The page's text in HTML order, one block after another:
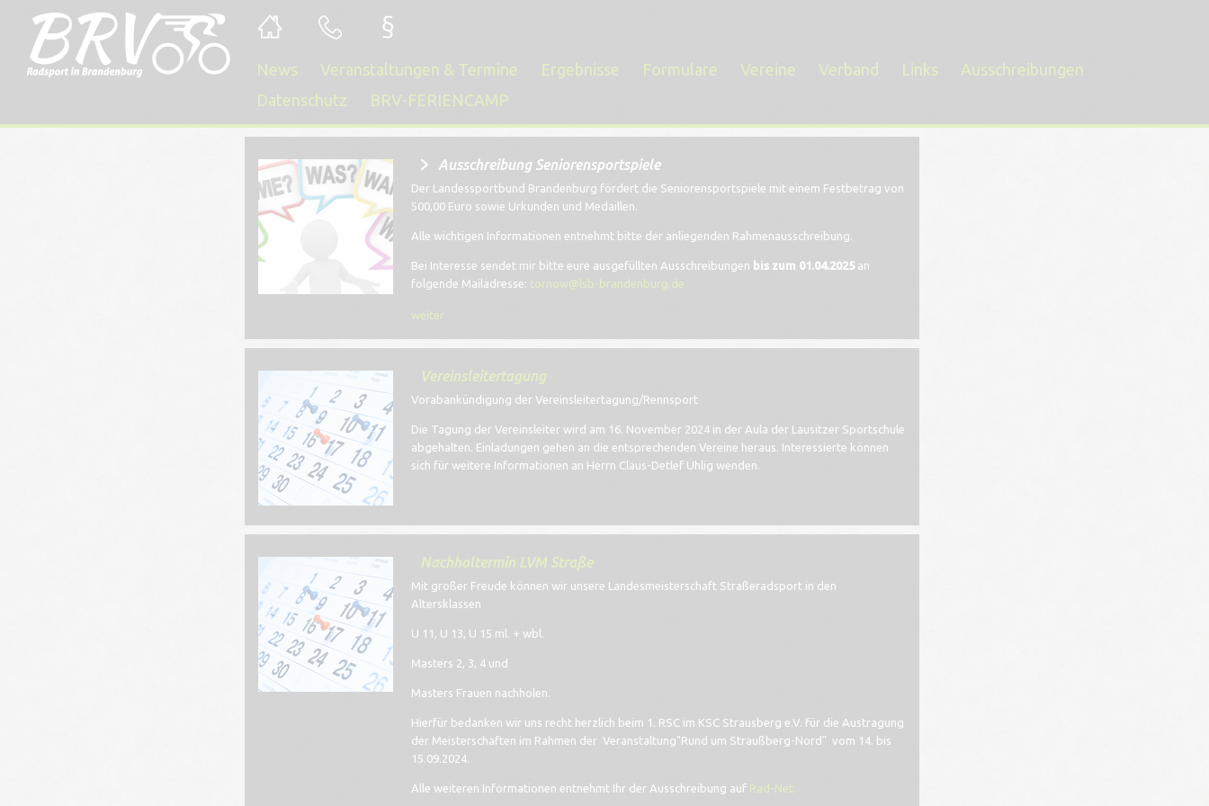
News Veranstaltungen & Termine Ergebnisse Formulare Vereine Verband Links
Ausschreibungen
Datenschutz
BRV-FERIENCAMP
Ausschreibung Seniorensportspiele
Der Landessportbund Brandenburg fördert die Seniorensportspiele mit einem Festbetrag von
500,00 Euro sowie Urkunden und Medaillen.
Alle wichtigen Informationen entnehmt bitte der anliegenden Rahmenausschreibung.
Bei Interesse sendet mir bitte eure ausgefüllten Ausschreibungen bis zum 01.04.2025 an
folgende Mailadresse: tornow@lsb-brandenburg.de
weiter
Vereinsleitertagung
Vorabankündigung der Vereinsleitertagung/Rennsport
Die Tagung der Vereinsleiter wird am 16. November 2024 in der Aula der Lausitzer Sportschule
abgehalten. Einladungen gehen an die entsprechenden Vereine heraus. Interessierte können
sich für weitere Informationen an Herrn Claus-Detlef Uhlig wenden.
Nachholtermin LVM Straße
Mit großer Freude können wir unsere Landesmeisterschaft Straßeradsport in den
Altersklassen
U 11, U 13, U 15 ml. + wbl.
Masters 2, 3, 4 und
Masters Frauen nachholen.
Hierfür bedanken wir uns recht herzlich beim 1. RSC im KSC Strausberg e.V. für die Austragung
der Meisterschaften im Rahmen der Veranstaltung"Rund um Straußberg-Nord" vom 14. bis
15.09.2024.
Alle weiteren Informationen entnehmt Ihr der Ausschreibung auf Rad-Net.